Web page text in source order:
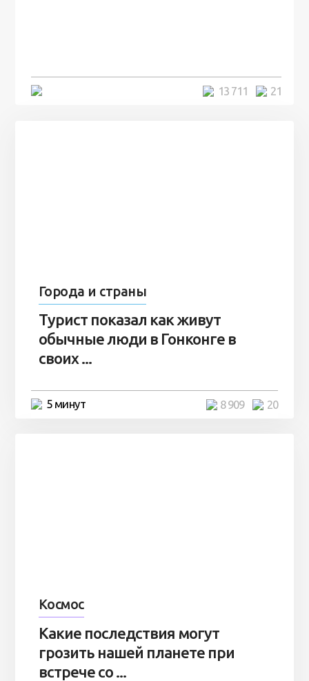
21
13 711
Города и страны
Турист показал как живут
обычные люди в Гонконге в
своих ...
5 минут 20
8 909
Космос
Какие последствия могут
грозить нашей планете при
встрече со ...